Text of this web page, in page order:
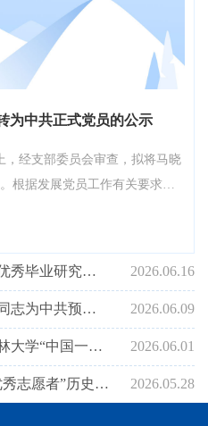
为中共正式党员的公示
，经支部委员会审查，拟将马晓
根据发展党员工作有关要求，
期间，党员和群众可通过电话
以个人名义反映问题的，要签署
历史文化学院2026届院级优秀毕业研究生推荐人选名单公示 2026.06.16
关于拟接收徐钲洋等11位同志为中共预备党员的公示 2026.06.09
历史文化学院2026年度吉林大学“中国一汽红旗励学基金”（研究生）推荐人选名单公示 2026.06.01
吉林大学2026年研究生“优秀志愿者”历史文化学院推荐候选人名单公示 2026.05.28